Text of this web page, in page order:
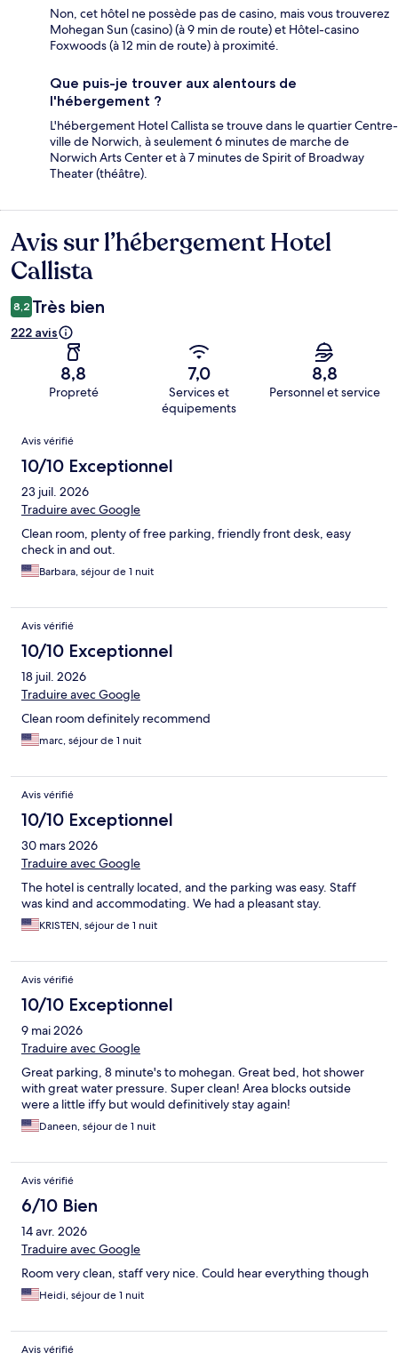
Non, cet hôtel ne possède pas de casino, mais vous trouverez
Mohegan Sun (casino) (à 9 min de route) et Hôtel-casino
Foxwoods (à 12 min de route) à proximité.
Que puis-je trouver aux alentours de
l'hébergement ?
L'hébergement Hotel Callista se trouve dans le quartier Centre-
ville de Norwich, à seulement 6 minutes de marche de
Norwich Arts Center et à 7 minutes de Spirit of Broadway
Theater (théâtre).
Avis
Avis sur l’hébergement Hotel
Callista
8,2 Très bien
222 avis
8,8
Propreté
7,0
Services et
équipements
8,8
Personnel et service
Avis
Avis vérifié
10/10 Exceptionnel
23 juil. 2026
Traduire avec Google
Clean room, plenty of free parking, friendly front desk, easy
check in and out.
Barbara, séjour de 1 nuit
Avis vérifié
10/10 Exceptionnel
18 juil. 2026
Traduire avec Google
Clean room definitely recommend
marc, séjour de 1 nuit
Avis vérifié
10/10 Exceptionnel
30 mars 2026
Traduire avec Google
The hotel is centrally located, and the parking was easy. Staff
was kind and accommodating. We had a pleasant stay.
KRISTEN, séjour de 1 nuit
Avis vérifié
10/10 Exceptionnel
9 mai 2026
Traduire avec Google
Great parking, 8 minute's to mohegan. Great bed, hot shower
with great water pressure. Super clean! Area blocks outside
were a little iffy but would definitively stay again!
Daneen, séjour de 1 nuit
Avis vérifié
6/10 Bien
14 avr. 2026
Traduire avec Google
Room very clean, staff very nice. Could hear everything though
Heidi, séjour de 1 nuit
Avis vérifié